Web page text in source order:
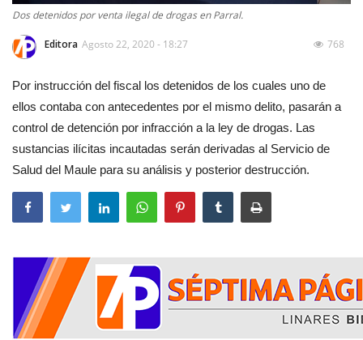
Dos detenidos por venta ilegal de drogas en Parral.
Editora Agosto 22, 2020 - 18:27 768
Por instrucción del fiscal los detenidos de los cuales uno de
ellos contaba con antecedentes por el mismo delito, pasarán a
control de detención por infracción a la ley de drogas. Las
sustancias ilícitas incautadas serán derivadas al Servicio de
Salud del Maule para su análisis y posterior destrucción.